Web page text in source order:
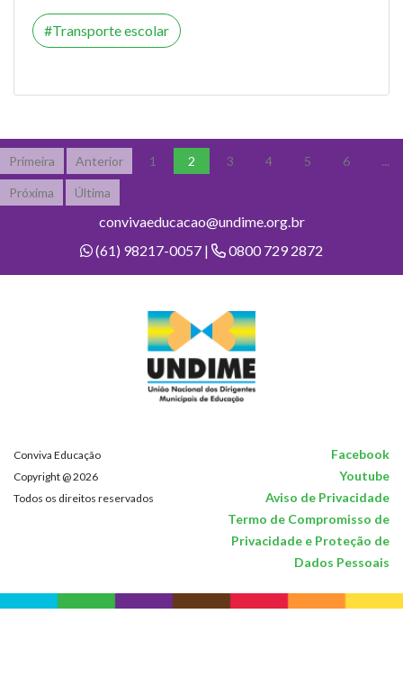
Transporte escolar
Primeira Anterior 1 2 3 4 5 6 ...
Próxima Última
convivaeducacao@undime.org.br
(61) 98217-0057 |
0800 729 2872
Conviva Educação Facebook
Copyright @ 2026 Youtube
Todos os direitos reservados
Aviso de Privacidade
Termo de Compromisso de
Privacidade e Proteção de
Dados Pessoais